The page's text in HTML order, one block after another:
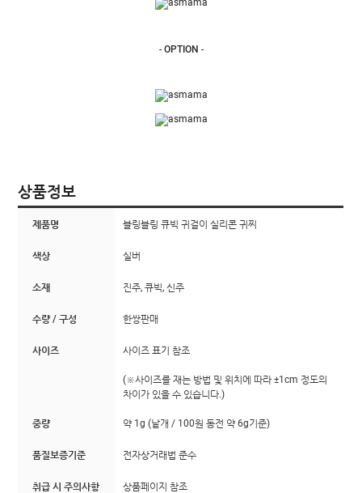
- OPTION -
상품정보
제품명 블링블링 큐빅 귀걸이 실리콘 귀찌
색상 실버
소재 진주, 큐빅, 신주
수량 / 구성 한쌍판매
사이즈 사이즈 표기 참조
(※사이즈를 재는 방법 및 위치에 따라 ±1cm 정도의
차이가 있을 수 있습니다.)
중량 약 1g (낱개 / 100원 동전 약 6g기준)
품질보증기준 전자상거래법 준수
취급 시 주의사항 상품페이지 참조